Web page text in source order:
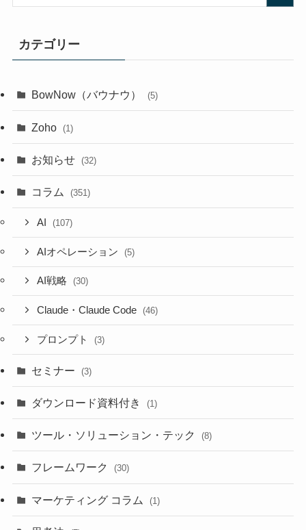
カテゴリー
BowNow（バウナウ） (5)
Zoho (1)
お知らせ (32)
コラム (351)
AI (107)
AIオペレーション (5)
AI戦略 (30)
Claude・Claude Code (46)
プロンプト (3)
セミナー (3)
ダウンロード資料付き (1)
ツール・ソリューション・テック (8)
フレームワーク (30)
マーケティング コラム (1)